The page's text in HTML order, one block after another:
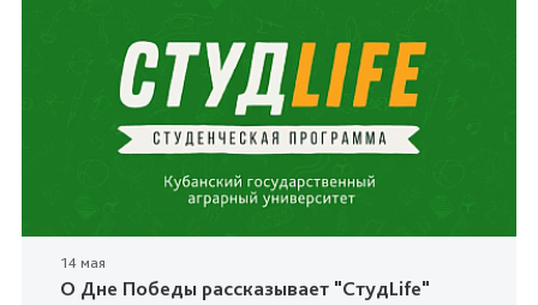
14 мая
О Дне Победы рассказывает "СтудLife"